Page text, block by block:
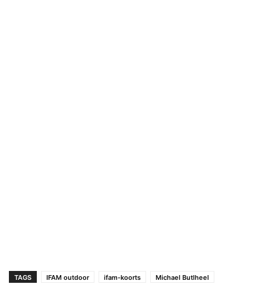
TAGS IFAM outdoor ifam-koorts Michael Butlheel